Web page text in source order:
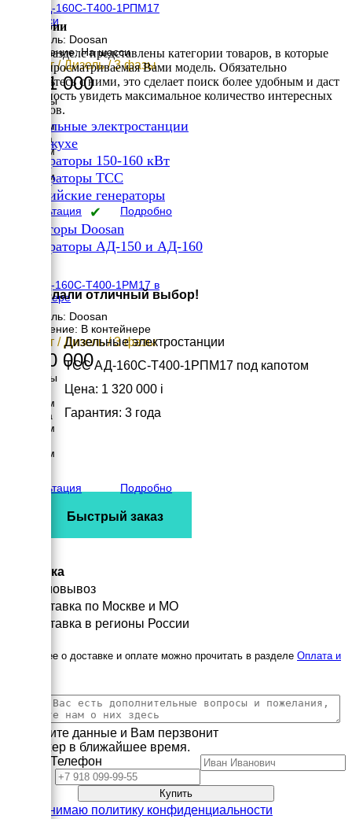
ТСС ЭД-160С-Т400-1РПМ17
на шасси
Двигатель: Doosan
Исполнение: На шасси
160 кВт / Дизель / 3 фазы
1 581 000
Размеры
4475 мм
Ширина
1630 мм
2760 мм
Консультация
Подробно
ТСС АД-160С-Т400-1РМ17 в
контейнере
Двигатель: Doosan
Исполнение: В контейнере
160 кВт / Дизель / 3 фазы
1 640 000
Размеры
4000 мм
Ширина
2300 мм
2500 мм
Консультация
Подробно
Категории
В этом разделе представлены категории товаров, в которые
входит просматриваемая Вами модель. Обязательно
ознакомьтесь с ними, это сделает поиск более удобным и даст
возможность увидеть максимальное количество интересных
вариантов.
Дизельные электростанции
В кожухе
Генераторы 150-160 кВт
Генераторы ТСС
Российские генераторы
✔
Генераторы Doosan
Генераторы АД-150 и АД-160
Вы сделали отличный выбор!
Дизельные электростанции
ТСС АД-160С-Т400-1РПМ17 под капотом
Цена: 1 320 000 i
Гарантия: 3 года
Быстрый заказ
Доставка
Самовывоз
Доставка по Москве и МО
Доставка в регионы России
Подробнее о доставке и оплате можно прочитать в разделе Оплата и
Заполните данные и Вам перзвонит
менеджер в ближайшее время.
Телефон
Принимаю политику конфиденциальности